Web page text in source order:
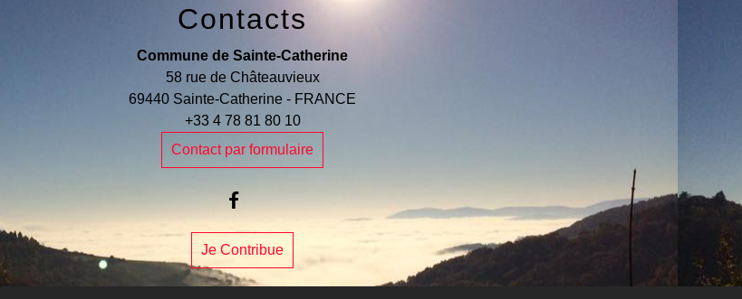
Contacts
Commune de Sainte-Catherine
58 rue de Châteauvieux
69440 Sainte-Catherine - FRANCE
+33 4 78 81 80 10
Contact par formulaire
Je Contribue